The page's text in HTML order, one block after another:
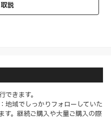
取説
きます。
地域でしっかりフォローしていた
す。継続ご購入や大量ご購入の際